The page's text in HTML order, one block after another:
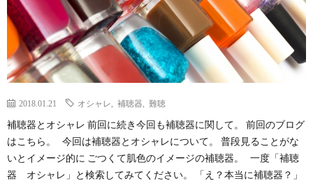
2018.01.21 オシャレ 補聴器 難聴
補聴器とオシャレ 前回に続き今回も補聴器に関して。 前回のブログ
はこちら。 今回は補聴器とオシャレについて。 普段見ることがな
いとイメージ的に ごつくて肌色のイメージの補聴器。 一度「補聴
器 オシャレ」と検索してみてください。 「え？本当に補聴器？」